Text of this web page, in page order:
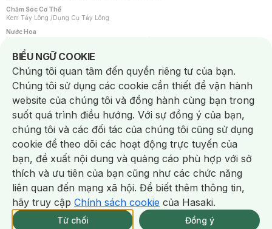
Chăm Sóc Cơ Thể
Kem Tẩy Lông /Dụng Cụ Tẩy Lông
Nước Hoa
Nước Hoa Nữ
Chăm Sóc Cá Nhân
Chống Muỗi /Khẩu Trang /Máy Massage/Mặt Nạ Xông Hơi /Nước Rửa Tay/
Sản Phẩm Chăm Sóc Khác /Bàn Chải Đánh Răng /Bàn Chải Điện/
Hỗ Trợ Trắng Răng/Kem Đánh Răng /Máy Tăm Nước/ Nước Súc Miệng/
Tăm / Chỉ Nha Khoa/ Xịt Thơm Miệng / Dung Dịch Vệ Sinh/Dưỡng Vùng Kín/
Khăn Ướt Vệ Sinh Vùng Kín/Băng Vệ Sinh/Tampon/Bọt Cạo Râu /Dao Cạo Râu/
Máy Cạo Râu
Vấn Đề Về Da
Da Dầu / Lỗ Chân Lông To/ Da Khô / Mất Nước/ Da Lão Hóa/ Da Mụn/
Da Nhạy Cảm / Kích Ứng
Da Xỉn Màu Thâm / Nám / Tàn Nhang
Quầng Thâm & Bọng Mắt /Sẹo /Viêm Da Cơ Địa
Dụng Cụ / Phụ Kiện Chăm Sóc Da
Bông Tẩy Trang
Khăn Lau Mặt Khô Dụng Cụ / Máy Rửa Mặt Máy Chăm Sóc Da
Dụng Cụ Chăm Sóc Khác
BIỂU NGỮ COOKIE
Notice about cookies usage
Chúng tôi quan tâm đến quyền riêng tư của bạn.
Chúng tôi sử dụng các cookie cần thiết để vận hành
website của chúng tôi và đồng hành cùng bạn trong
suốt quá trình điều hướng. Với sự đồng ý của bạn,
chúng tôi và các đối tác của chúng tôi cũng sử dụng
cookie để theo dõi các hoạt động trực tuyến của
bạn, đề xuất nội dung và quảng cáo phù hợp với sở
thích và ưu tiên của bạn cũng như các chức năng
liên quan đến mạng xã hội. Để biết thêm thông tin,
hãy truy cập Chính sách cookie của Hasaki.
Từ chối Đồng ý